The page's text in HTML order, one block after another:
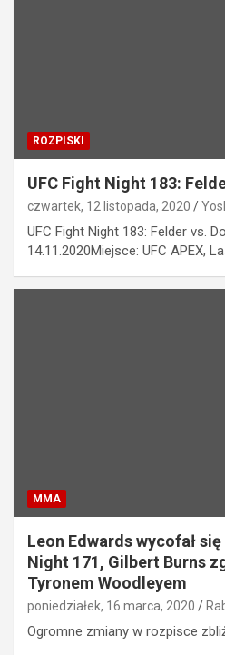
ROZPISKI
UFC Fight Night 183:
czwartek, 12 listopada, 2020
UFC Fight Night 183: Felder vs.
14.11.2020Miejsce: UFC APEX,
MMA
Leon Edwards wycofał
Night 171, Gilbert Burns
Tyronem Woodleyem
poniedziałek, 16 marca, 2020
Ogromne zmiany w rozpisce